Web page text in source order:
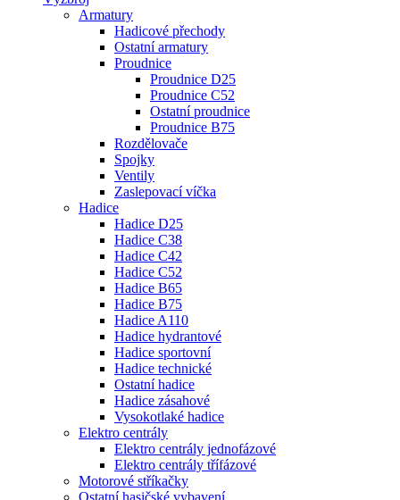
Armatury
Hadicové přechody
Ostatní armatury
Proudnice
Proudnice D25
Proudnice C52
Ostatní proudnice
Proudnice B75
Rozdělovače
Spojky
Ventily
Zaslepovací víčka
Hadice
Hadice D25
Hadice C38
Hadice C42
Hadice C52
Hadice B65
Hadice B75
Hadice A110
Hadice hydrantové
Hadice sportovní
Hadice technické
Ostatní hadice
Hadice zásahové
Vysokotlaké hadice
Elektro centrály
Elektro centrály jednofázové
Elektro centrály třífázové
Motorové stříkačky
Ostatní hasičské vybavení